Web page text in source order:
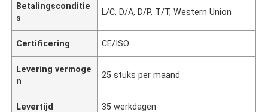
Betalingsconditie
s
L/C, D/A, D/P, T/T, Western Union
Certificering CE/ISO
Levering vermoge
n
25 stuks per maand
Levertijd 35 werkdagen